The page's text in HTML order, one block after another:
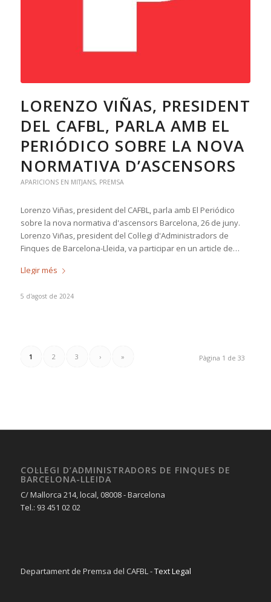
LORENZO VIÑAS, PRESIDENT
DEL CAFBL, PARLA AMB EL
PERIÓDICO SOBRE LA NOVA
NORMATIVA D’ASCENSORS
APARICIONS EN MITJANS, PREMSA
Lorenzo Viñas, president del CAFBL, parla amb El Periódico
sobre la nova normativa d'ascensors Barcelona, 26 de juny.
Lorenzo Viñas, president del Col·legi d'Administradors de
Finques de Barcelona-Lleida, va participar en un article de…
Llegir més
5 d'agost de 2024
Pàgina 1 de 33
1 2 3 › »
COL·LEGI D’ADMINISTRADORS DE FINQUES DE
BARCELONA-LLEIDA
C/ Mallorca 214, local, 08008 - Barcelona
Tel.: 93 451 02 02
Departament de Premsa del CAFBL -Text Legal